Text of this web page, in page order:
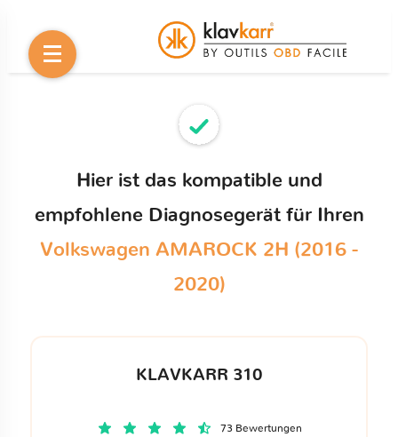
Hier ist das kompatible und
empfohlene Diagnosegerät für Ihren
Volkswagen AMAROCK 2H (2016 -
2020)
KLAVKARR 310
73 Bewertungen